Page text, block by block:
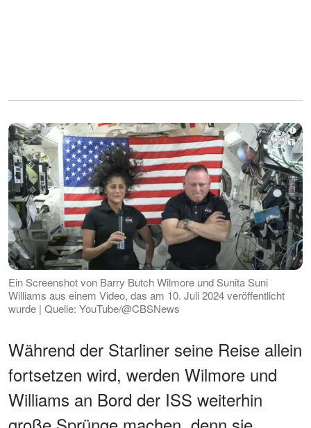
Ein Screenshot von Barry Butch Wilmore und Sunita Suni
Williams aus einem Video, das am 10. Juli 2024 veröffentlicht
wurde | Quelle: YouTube/@CBSNews
Während der Starliner seine Reise allein
fortsetzen wird, werden Wilmore und
Williams an Bord der ISS weiterhin